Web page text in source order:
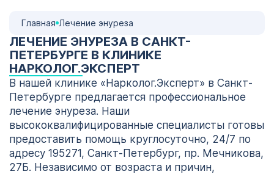
Главная Лечение энуреза
ЛЕЧЕНИЕ ЭНУРЕЗА В САНКТ-
ПЕТЕРБУРГЕ В КЛИНИКЕ
НАРКОЛОГ.ЭКСПЕРТ
В нашей клинике «Нарколог.Эксперт» в Санкт-
Петербурге предлагается профессиональное
лечение энуреза. Наши
высококвалифицированные специалисты готовы
предоставить помощь круглосуточно, 24/7 по
адресу 195271, Санкт-Петербург, пр. Мечникова,
27Б. Независимо от возраста и причин,